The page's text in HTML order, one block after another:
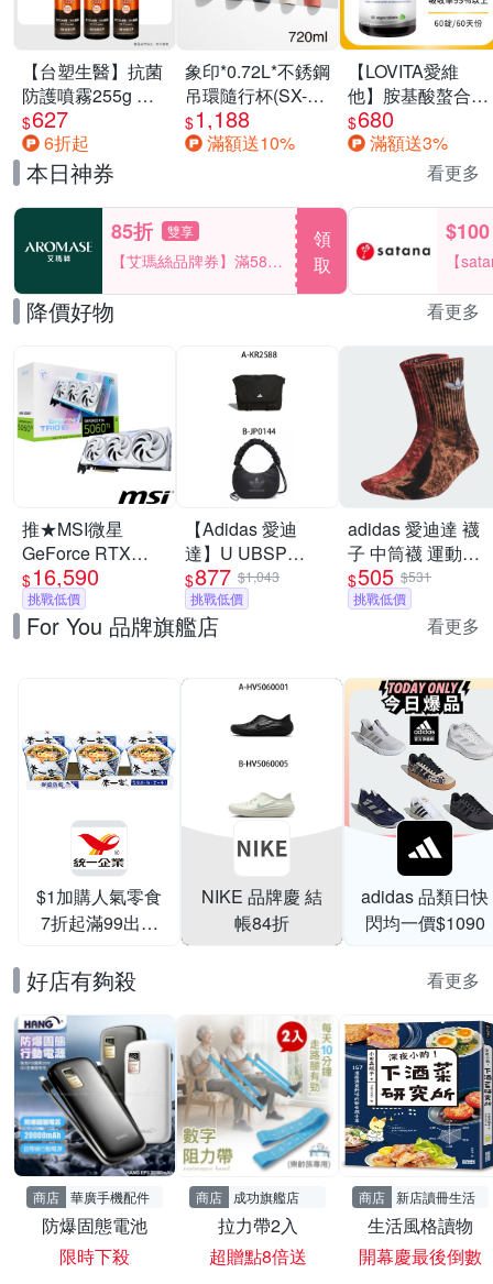
【台塑生醫】抗菌
防護噴霧255g 三
入組
$627
6折起
象印*0.72L*不銹鋼
吊環隨行杯(SX-
LA72H)
$1,188
滿額送10%
【LOVITA愛維
他】胺基酸螯合鋅
x2瓶30mg素食錠
(鋅錠)
$680
滿額送3%
本日神券 看更多
85折 雙享
【艾瑪絲品牌券】滿580
享85折！
領
取
$100
【
一件
降價好物 看更多
推★MSI微星
GeForce RTX
5060 Ti 8G
GAMING TRIO
OC WHITE 顯示卡
$16,590
挑戰低價
【Adidas 愛迪
達】U UBSP
CSBD BAG 斜背
包 男女 A-KR2588
B-JP0144
$877 $1,043
挑戰低價
adidas 愛迪達 襪
子 中筒襪 運動襪
三葉草 TIE DYE
CREW 咖紅
$505 $531
挑戰低價
For You 品牌旗艦店 看更多
$1加購人氣零食
7折起滿99出貨
NIKE 品牌慶 結
帳84折
adidas 品類日快
閃均一價$1090
好店有夠殺 看更多
商店 華廣手機配件
防爆固態電池
限時下殺
商店 成功旗艦店
拉力帶2入
超贈點8倍送
商店 新店讀冊生活
生活風格讀物
開幕慶最後倒數